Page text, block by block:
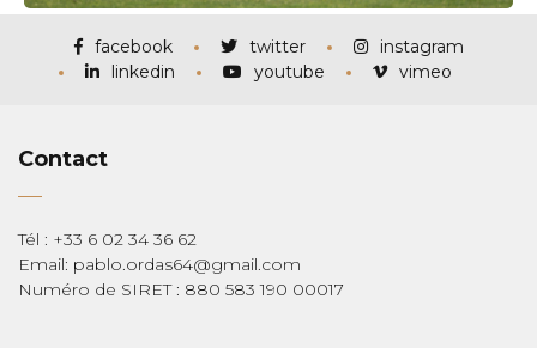
facebook twitter
instagram
linkedin
youtube vimeo
Contact
Tél : +33 6 02 34 36 62
Email: pablo.ordas64@gmail.com
Numéro de SIRET : 880 583 190 00017